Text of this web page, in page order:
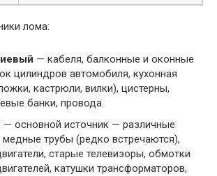
лома:
— кабеля, балконные и оконные
цилиндров автомобиля, кухонная
кастрюли, вилки), цистерны,
банки, провода.
— основной источник — различные
медные трубы (редко встречаются),
старые телевизоры, обмотки
катушки трансформаторов,